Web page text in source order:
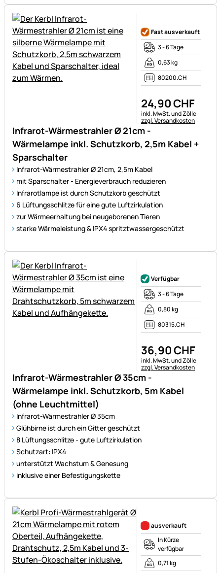
Infrarot-Wärmestrahler Ø 21cm -
Wärmelampe inkl. Schutzkorb, 2,5m Kabel +
Sparschalter
Infrarot-Wärmestrahler Ø 21cm, 2,5m Kabel
mit Sparschalter - Energieverbrauch reduzieren
Infrarotlampe ist durch Schutzkorb geschützt
6 Lüftungsschlitze für eine gute Luftzirkulation
zur Wärmeerhaltung bei neugeborenen Tieren
starke Wärmeleistung & IPX4 spritztwassergeschützt
Fast ausverkauft
3 - 6 Tage
0,63 kg
80200.CH
24,90CHF
Steuerhinweis:
inkl. MwSt. und Zölle
zzgl. Versandkosten
Infrarot-Wärmestrahler Ø 35cm -
Wärmelampe inkl. Schutzkorb, 5m Kabel
(ohne Leuchtmittel)
Infrarot-Wärmestrahler Ø 35cm
Glühbirne ist durch ein Gitter geschützt
8 Lüftungsschlitze - gute Luftzirkulation
Schutzart: IPX4
unterstützt Wachstum & Genesung
inklusive einer Befestigungskette
Verfügbar
3 - 6 Tage
0,80 kg
80315.CH
36,90CHF
Steuerhinweis:
inkl. MwSt. und Zölle
zzgl. Versandkosten
ausverkauft
In Kürze
verfügbar
0,71 kg